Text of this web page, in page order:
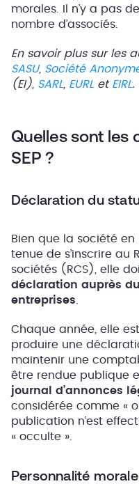
morales. Il n’y a pas
nombre d’associés.
En savoir plus sur les
SASU, Société
(EI), SARL EURL et EIRL.
Quelles sont les
SEP ?
Déclaration du
Bien que la société
tenue de s’inscrire au
sociétés (RCS), elle
déclaration auprès
entreprises
Chaque année, elle
produire une
maintenir une
être rendue publique
journal d’annonces
considérée comme «
publication n’est
« occulte ».
Personnalité morale